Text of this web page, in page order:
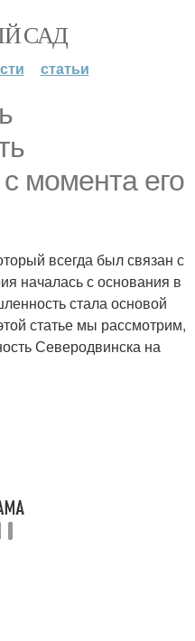
САД
статьи
момента его
всегда был связан с
началась с основания в
стала основой
статье мы рассмотрим,
Северодвинска на